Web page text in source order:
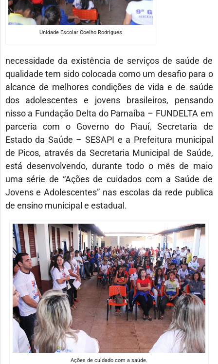
Unidade Escolar Coelho Rodrigues
necessidade da existência de serviços de saúde de
qualidade tem sido colocada como um desafio para o
alcance de melhores condições de vida e de saúde
dos adolescentes e jovens brasileiros, pensando
nisso a Fundação Delta do Parnaíba – FUNDELTA em
parceria com o Governo do Piauí, Secretaria de
Estado da Saúde – SESAPI e a Prefeitura municipal
de Picos, através da Secretaria Municipal de Saúde,
está desenvolvendo, durante todo o mês de maio
uma série de “Ações de cuidados com a Saúde de
Jovens e Adolescentes” nas escolas da rede publica
de ensino municipal e estadual.
Ações de cuidado com a saúde.